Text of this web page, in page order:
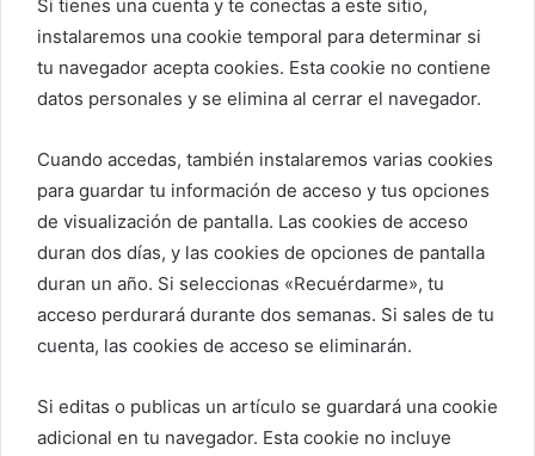
Si tienes una cuenta y te conectas a este sitio,
instalaremos una cookie temporal para determinar si
tu navegador acepta cookies. Esta cookie no contiene
datos personales y se elimina al cerrar el navegador.
Cuando accedas, también instalaremos varias cookies
para guardar tu información de acceso y tus opciones
de visualización de pantalla. Las cookies de acceso
duran dos días, y las cookies de opciones de pantalla
duran un año. Si seleccionas «Recuérdarme», tu
acceso perdurará durante dos semanas. Si sales de tu
cuenta, las cookies de acceso se eliminarán.
Si editas o publicas un artículo se guardará una cookie
adicional en tu navegador. Esta cookie no incluye